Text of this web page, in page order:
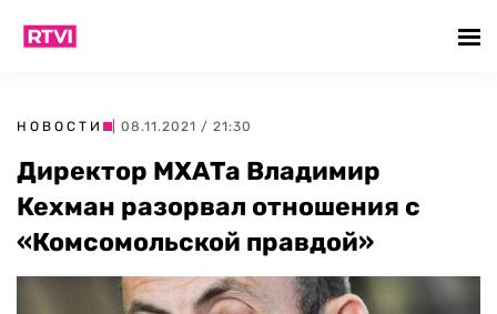
НОВОСТИ | 08.11.2021 / 21:30
Директор МХАТа Владимир
Кехман разорвал отношения с
«Комсомольской правдой»